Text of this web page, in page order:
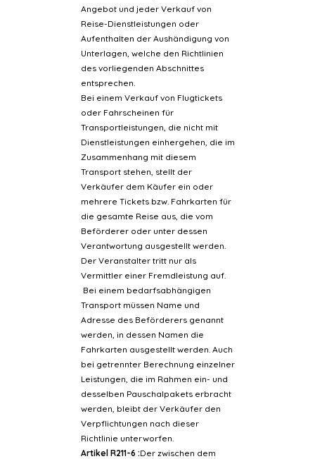
Angebot und jeder Verkauf von
Reise-Dienstleistungen oder
Aufenthalten der Aushändigung von
Unterlagen, welche den Richtlinien
des vorliegenden Abschnittes
entsprechen.
Bei einem Verkauf von Flugtickets
oder Fahrscheinen für
Transportleistungen, die nicht mit
Dienstleistungen einhergehen, die im
Zusammenhang mit diesem
Transport stehen, stellt der
Verkäufer dem Käufer ein oder
mehrere Tickets bzw. Fahrkarten für
die gesamte Reise aus, die vom
Beförderer oder unter dessen
Verantwortung ausgestellt werden.
Der Veranstalter tritt nur als
Vermittler einer Fremdleistung auf.
Bei einem bedarfsabhängigen
Transport müssen Name und
Adresse des Beförderers genannt
werden, in dessen Namen die
Fahrkarten ausgestellt werden. Auch
bei getrennter Berechnung einzelner
Leistungen, die im Rahmen ein- und
desselben Pauschalpakets erbracht
werden, bleibt der Verkäufer den
Verpflichtungen nach dieser
Richtlinie unterworfen.
Artikel R211-6 :Der zwischen dem